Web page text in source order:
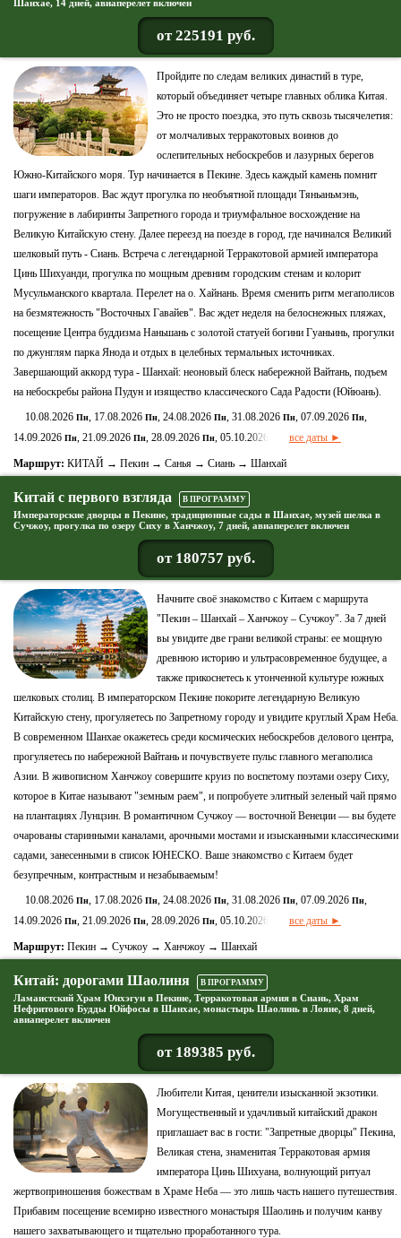
Шанхае, 14 дней, авиаперелет включен
от 225191 руб.
Пройдите по следам великих династий в туре,
который объединяет четыре главных облика Китая.
Это не просто поездка, это путь сквозь тысячелетия:
от молчаливых терракотовых воинов до
ослепительных небоскребов и лазурных берегов
Южно-Китайского моря. Тур начинается в Пекине. Здесь каждый камень помнит
шаги императоров. Вас ждут прогулка по необъятной площади Тяньаньмэнь,
погружение в лабиринты Запретного города и триумфальное восхождение на
Великую Китайскую стену. Далее переезд на поезде в город, где начинался Великий
шелковый путь - Сиань. Встреча с легендарной Терракотовой армией императора
Цинь Шихуанди, прогулка по мощным древним городским стенам и колорит
Мусульманского квартала. Перелет на о. Хайнань. Время сменить ритм мегаполисов
на безмятежность "Восточных Гавайев". Вас ждет неделя на белоснежных пляжах,
посещение Центра буддизма Наньшань с золотой статуей богини Гуаньинь, прогулки
по джунглям парка Янода и отдых в целебных термальных источниках.
Завершающий аккорд тура - Шанхай: неоновый блеск набережной Вайтань, подъем
на небоскребы района Пудун и изящество классического Сада Радости (Юйюань).
10.08.2026 Пн, 17.08.2026 Пн, 24.08.2026 Пн, 31.08.2026 Пн, 07.09.2026 Пн,
14.09.2026 Пн, 21.09.2026 Пн, 28.09.2026 Пн, 05.10.2026 все даты ►
Маршрут: КИТАЙ → Пекин → Санья → Сиань → Шанхай
Китай с первого взгляда В ПРОГРАММУ
Императорские дворцы в Пекине, традиционные сады в Шанхае, музей шелка в
Сучжоу, прогулка по озеру Сиху в Ханчжоу, 7 дней, авиаперелет включен
от 180757 руб.
Начните своё знакомство с Китаем с маршрута
"Пекин – Шанхай – Ханчжоу – Сучжоу". За 7 дней
вы увидите две грани великой страны: ее мощную
древнюю историю и ультрасовременное будущее, а
также прикоснетесь к утонченной культуре южных
шелковых столиц. В императорском Пекине покорите легендарную Великую
Китайскую стену, прогуляетесь по Запретному городу и увидите круглый Храм Неба.
В современном Шанхае окажетесь среди космических небоскребов делового центра,
прогуляетесь по набережной Вайтань и почувствуете пульс главного мегаполиса
Азии. В живописном Ханчжоу совершите круиз по воспетому поэтами озеру Сиху,
которое в Китае называют "земным раем", и попробуете элитный зеленый чай прямо
на плантациях Лунцзин. В романтичном Сучжоу — восточной Венеции — вы будете
очарованы старинными каналами, арочными мостами и изысканными классическими
садами, занесенными в список ЮНЕСКО. Ваше знакомство с Китаем будет
безупречным, контрастным и незабываемым!
10.08.2026 Пн, 17.08.2026 Пн, 24.08.2026 Пн, 31.08.2026 Пн, 07.09.2026 Пн,
14.09.2026 Пн, 21.09.2026 Пн, 28.09.2026 Пн, 05.10.2026 все даты ►
Маршрут: Пекин → Сучжоу → Ханчжоу → Шанхай
Китай: дорогами Шаолиня В ПРОГРАММУ
Ламаистский Храм Юнхэгун в Пекине, Терракотовая армия в Сиань, Храм
Нефритового Будды Юйфосы в Шанхае, монастырь Шаолинь в Лояне, 8 дней,
авиаперелет включен
от 189385 руб.
Любители Китая, ценители изысканной экзотики.
Могущественный и удачливый китайский дракон
приглашает вас в гости: "Запретные дворцы" Пекина,
Великая стена, знаменитая Терракотовая армия
императора Цинь Шихуана, волнующий ритуал
жертвоприношения божествам в Храме Неба — это лишь часть нашего путешествия.
Прибавим посещение всемирно известного монастыря Шаолинь и получим канву
нашего захватывающего и тщательно проработанного тура.